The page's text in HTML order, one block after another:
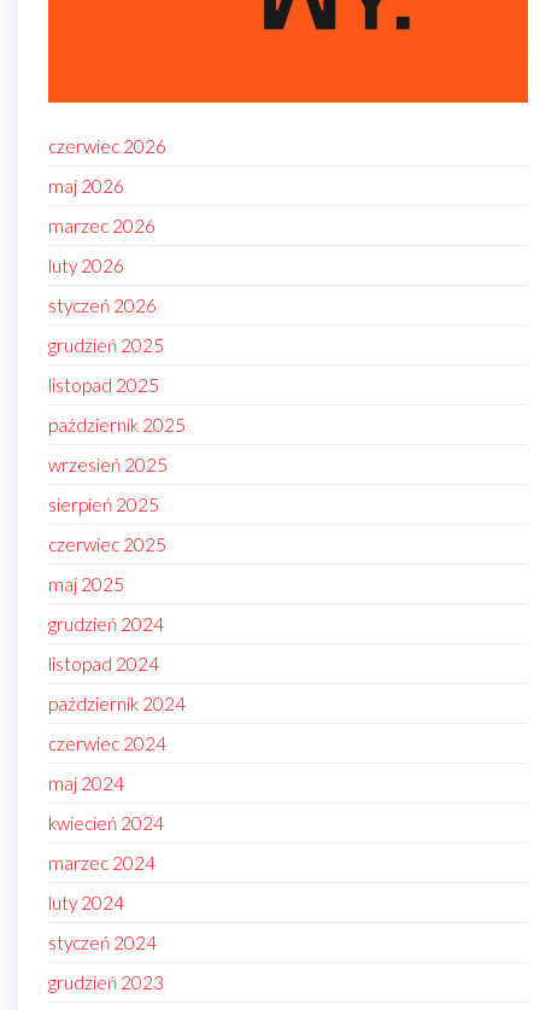
czerwiec 2026
maj 2026
marzec 2026
luty 2026
styczeń 2026
grudzień 2025
listopad 2025
październik 2025
wrzesień 2025
sierpień 2025
czerwiec 2025
maj 2025
grudzień 2024
listopad 2024
październik 2024
czerwiec 2024
maj 2024
kwiecień 2024
marzec 2024
luty 2024
styczeń 2024
grudzień 2023